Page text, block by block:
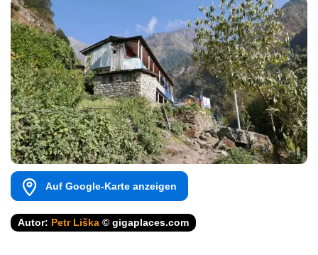
Auf Google-Karte anzeigen
Autor: Petr Liška © gigaplaces.com